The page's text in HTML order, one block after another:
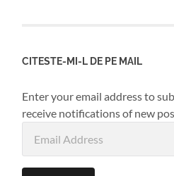
CITESTE-MI-L DE PE MAIL
Enter your email address to
receive notifications of new
Address